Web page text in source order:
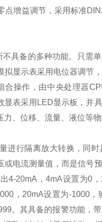
增益调节，采用标准
备的多种功能。只需
显示表采用电位器调节
操作，由中央处理器
表采用LED显示板，并
、位移、流量、液位等
行隔离放大转换，同时
电流测量值，而是信号
20mA，4mA设置为0
，20mA设置为-1000，
。其具备的报警功能，